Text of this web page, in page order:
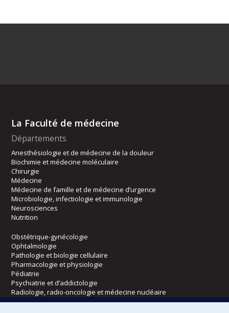
La Faculté de médecine
Départements
Anesthésiologie et de médecine de la douleur
Biochimie et médecine moléculaire
Chirurgie
Médecine
Médecine de famille et de médecine d’urgence
Microbiologie, infectiologie et immunologie
Neurosciences
Nutrition
Obstétrique-gynécologie
Ophtalmologie
Pathologie et biologie cellulaire
Pharmacologie et physiologie
Pédiatrie
Psychiatrie et d’addictologie
Radiologie, radio-oncologie et médecine nucléaire